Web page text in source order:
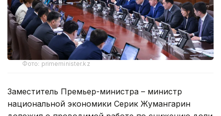
Фото: primeminister.kz
Заместитель Премьер-министра – министр
национальной экономики Серик Жумангарин